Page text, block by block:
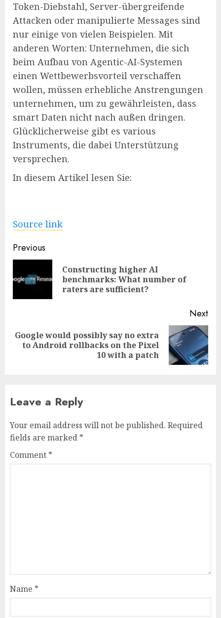
Token-Diebstahl, Server-übergreifende
Attacken oder manipulierte Messages sind
nur einige von vielen Beispielen. Mit
anderen Worten: Unternehmen, die sich
beim Aufbau von Agentic-AI-Systemen
einen Wettbewerbsvorteil verschaffen
wollen, müssen erhebliche Anstrengungen
unternehmen, um zu gewährleisten, dass
smart Daten nicht nach außen dringen.
Glücklicherweise gibt es various
Instruments, die dabei Unterstützung
versprechen.
In diesem Artikel lesen Sie:
Source link
Post
navigation
Previous
Constructing higher AI
benchmarks: What number of
raters are sufficient?
Next
Next
Google would possibly say no extra
to Android rollbacks on the Pixel
10 with a patch
Leave a Reply
Your email address will not be published. Required
fields are marked *
Comment *
Name *